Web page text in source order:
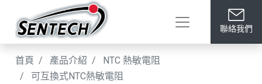
聯絡我們
首頁 產品介紹
NTC 熱敏電阻
可互換式NTC熱敏電阻